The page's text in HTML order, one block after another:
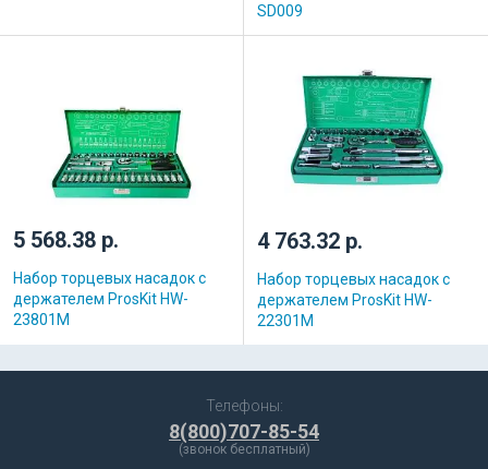
SD009
5 568.38 р.
Набор торцевых насадок с
держателем ProsKit HW-
23801M
4 763.32 р.
Набор торцевых насадок с
держателем ProsKit HW-
22301M
Телефоны:
8(800)707-85-54
(звонок бесплатный)